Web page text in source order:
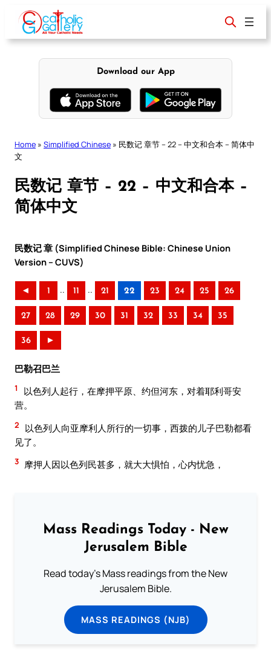
content
Download our App
Home » Simplified Chinese » 民数记 章节 – 22 – 中文和合本 – 简体中
文
民数记 章节 – 22 – 中文和合本 –
简体中文
民数记 章 (Simplified Chinese Bible: Chinese Union
Version – CUVS)
◄ 1 .. 11 .. 21 22 23 24 25 26
27 28 29 30 31 32 33 34 35
36 ►
巴勒召巴兰
1
以色列人起行，在摩押平原、约但河东，对着耶利哥安
营。
2
以色列人向亚摩利人所行的一切事，西拨的儿子巴勒都看
见了。
3 摩押人因以色列民甚多，就大大惧怕，心内忧急，
Mass Readings Today - New
Jerusalem Bible
Read today's Mass readings from the New
Jerusalem Bible.
MASS READINGS (NJB)